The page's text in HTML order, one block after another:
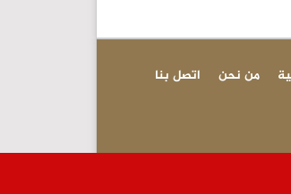
اتصل بنا من نحن